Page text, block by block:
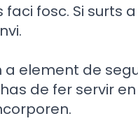
fosc. Si surts
a element de
de fer servir